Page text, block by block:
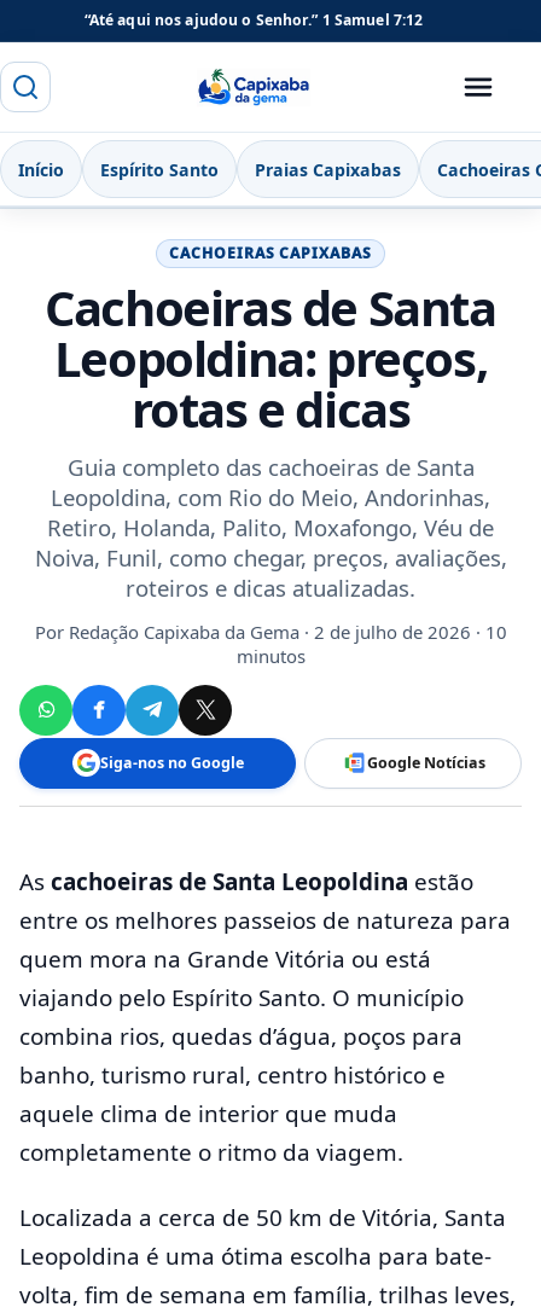
“Até aqui nos ajudou o Senhor.” 1 Samuel 7:12
Buscar Capixaba da Gema
Menu
Início Espírito Santo Praias Capixabas Cachoeiras
CACHOEIRAS CAPIXABAS
Cachoeiras de Santa
Leopoldina: preços,
rotas e dicas
Guia completo das cachoeiras de Santa
Leopoldina, com Rio do Meio, Andorinhas,
Retiro, Holanda, Palito, Moxafongo, Véu de
Noiva, Funil, como chegar, preços, avaliações,
roteiros e dicas atualizadas.
Por Redação Capixaba da Gema· 2 de julho de 2026 · 10
minutos
Siga-nos no Google Google Notícias
Ascachoeiras de Santa Leopoldina estão
entre os melhores passeios de natureza para
quem mora na Grande Vitória ou está
viajando pelo Espírito Santo. O município
combina rios, quedas d’água, poços para
banho, turismo rural, centro histórico e
aquele clima de interior que muda
completamente o ritmo da viagem.
Localizada a cerca de 50 km de Vitória, Santa
Leopoldina é uma ótima escolha para bate-
volta, fim de semana em família, trilhas leves,